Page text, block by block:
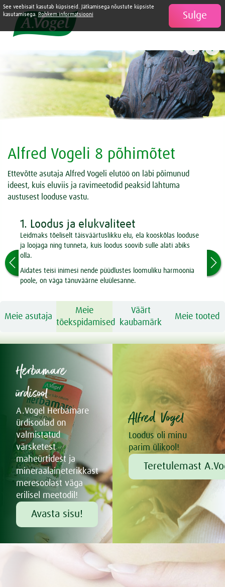

Alfred Vogeli 8 põhimõtet
Ettevõtte asutaja Alfred Vogeli elutöö on läbi põimunud
ideest, kuis eluviis ja ravimeetodid peaksid lähtuma
austusest looduse vastu.
1. Loodus ja elukvaliteet
Leidmaks tõeliselt täisväärtuslikku elu, ela kooskõlas looduse
ja loojaga ning tunneta, kuis loodus soovib sulle alati abiks
olla.
Aidates teisi inimesi nende püüdlustes loomuliku harmoonia
poole, on väga tänuväärne eluülesanne.
Meie asutaja
Meie
tõekspidamised
Väärt
kaubamärk
Meie tooted
Herbamare
ürdisool
A.Vogel Herbamare
ürdisoolad on
valmistatud
värsketest
maheürtidest ja
mineraalaineterikkast
meresoolast väga
erilisel meetodil!
Avasta sisu!
Alfred Vogel
Loodus oli minu
parim ülikool!
Teretulemast
Sulge
See veebisait kasutab küpsiseid. Jätkamisega nõustute küpsiste
kasutamisega.
Rohkem informatsiooni